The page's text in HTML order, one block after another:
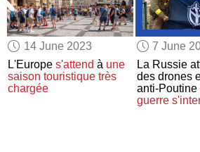
14 June 2023
L'Europes'attend à une
saison touristique très
chargée
7 June
La Russie
des drones
anti-Poutine
guerre